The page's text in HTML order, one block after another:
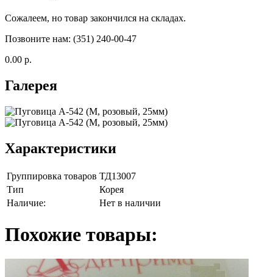
Сожалеем, но товар закончился на складах.
Позвоните нам: (351) 240-00-47
0.00 р.
Галерея
Характеристики
Группировка товаров ТД13007
Тип
Корея
Наличие:
Нет в наличии
Похожие товары: